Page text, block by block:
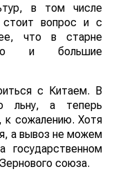
в том числе
стоит вопрос и с
что в старне
и большие
с Китаем. В
льну, а теперь
к сожалению. Хотя
а вывоз не можем
союза.